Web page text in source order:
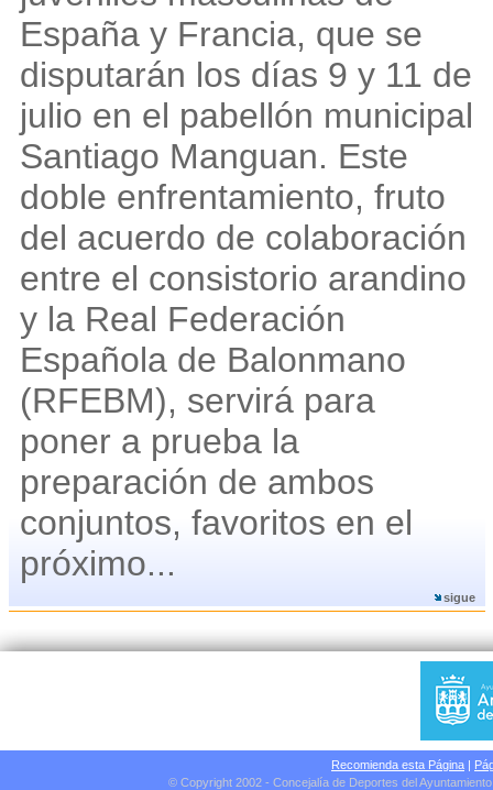
España y Francia, que se
disputarán los días 9 y 11 de
julio en el pabellón municipal
Santiago Manguan. Este
doble enfrentamiento, fruto
del acuerdo de colaboración
entre el consistorio arandino
y la Real Federación
Española de Balonmano
(RFEBM), servirá para
poner a prueba la
preparación de ambos
conjuntos, favoritos en el
próximo...
sigue
Recomienda esta Página |
© Copyright 2002 - Concejalía de Deportes del